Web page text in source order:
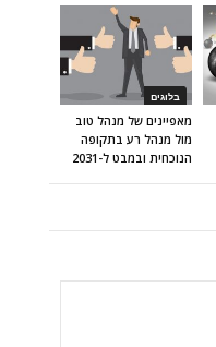
בלוגים
מאפיינים של מנהל טוב
מול מנהל רע בתקופה
הנוכחית ובמבט ל-2031